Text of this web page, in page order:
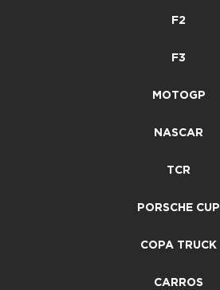
F2
F3
MOTOGP
NASCAR
TCR
PORSCHE CUP
COPA TRUCK
CARROS